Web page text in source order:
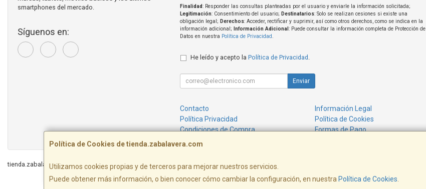
Política de Cookies de tienda.zabalavera.com
Utilizamos cookies propias y de terceros para mejorar nuestros servicios.
Puede obtener más información, o bien conocer cómo cambiar la configuración, en nuestra Política de Cookies
smartphones del mercado.
Síguenos en:
Finalidad: Responder las consultas planteadas por el usuario y enviarle la información solicitada;
Legitimación: Consentimiento del usuario; Destinatarios: Solo se realizan cesiones si existe una
obligación legal; Derechos: Acceder, rectificar y suprimir, así como otros derechos, como se indica en la
información adicional;
Información Adicional : Puede consultar la información completa de Protección de
Datos en nuestra Política de Privacidad
He leído y acepto la Política de Privacidad .
Enviar
Contacto
Información Legal
Política Privacidad
Política de Cookies
Condiciones de Compra
Formas de Pago
tienda.zabalavera.com © 2026
, , , , España. - C.I.F.: B21672183 - Tfno: